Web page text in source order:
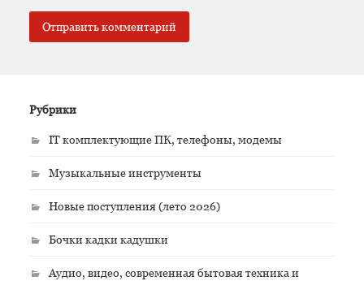
Рубрики
IT комплектующие ПК, телефоны, модемы
Музыкальные инструменты
Новые поступления (лето 2026)
Бочки кадки кадушки
Аудио, видео, современная бытовая техника и